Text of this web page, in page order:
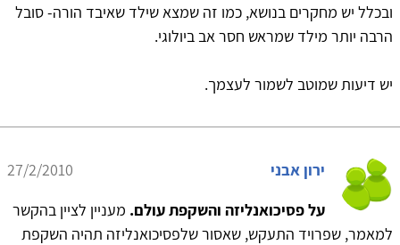
ובכלל יש מחקרים בנושא, כמו זה שמצא שילד שאיבד הורה- סובל
הרבה יותר מילד שמראש חסר אב ביולוגי.
יש דיעות שמוטב לשמור לעצמך.
ירון אבני
27/2/2010
על פסיכואנליזה והשקפת עולם. מעניין לציין בהקשר
למאמר, שפרויד התעקש, שאסור שלפסיכואנליזה תהיה השקפת